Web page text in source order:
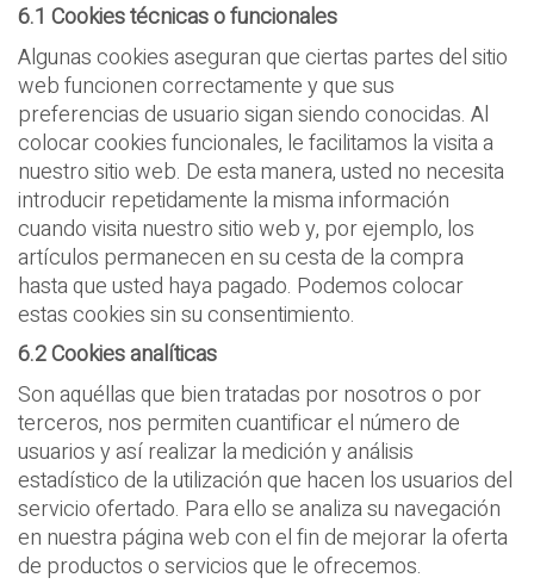
6.1 Cookies técnicas o funcionales
Algunas cookies aseguran que ciertas partes del sitio
web funcionen correctamente y que sus
preferencias de usuario sigan siendo conocidas. Al
colocar cookies funcionales, le facilitamos la visita a
nuestro sitio web. De esta manera, usted no necesita
introducir repetidamente la misma información
cuando visita nuestro sitio web y, por ejemplo, los
artículos permanecen en su cesta de la compra
hasta que usted haya pagado. Podemos colocar
estas cookies sin su consentimiento.
6.2 Cookies analíticas
Son aquéllas que bien tratadas por nosotros o por
terceros, nos permiten cuantificar el número de
usuarios y así realizar la medición y análisis
estadístico de la utilización que hacen los usuarios del
servicio ofertado. Para ello se analiza su navegación
en nuestra página web con el fin de mejorar la oferta
de productos o servicios que le ofrecemos.